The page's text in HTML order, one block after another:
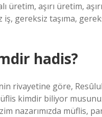
üretim, aşırı üretim,
iş, gereksiz taşıma,
hadis?
rivayetine göre,
kimdir biliyor
nazarımızda müflis,